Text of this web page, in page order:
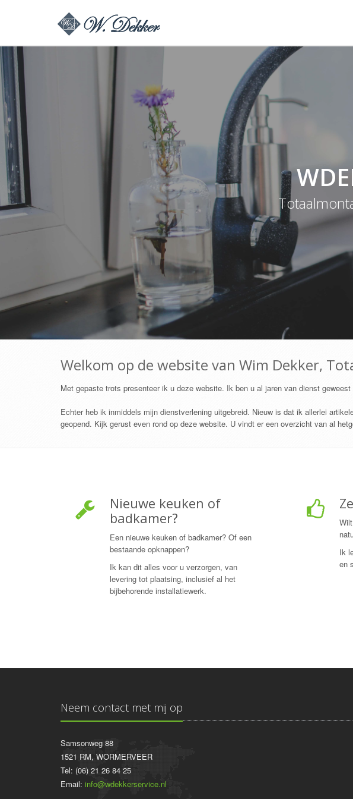
Welkom op de website van Wim Dekker,
Met gepaste trots presenteer ik u deze website. Ik ben u al jaren van dienst
Echter heb ik inmiddels mijn dienstverlening uitgebreid. Nieuw is dat ik allerlei
geopend. Kijk gerust even rond op deze website. U vindt er een overzicht van al
Nieuwe keuken of
badkamer?
Een nieuwe keuken of badkamer? Of een
bestaande opknappen?
Ik kan dit alles voor u verzorgen, van
levering tot plaatsing, inclusief al het
bijbehorende installatiewerk.
Ik
en
Neem contact met mij op
Samsonweg 88
1521 RM, WORMERVEER
Tel: (06) 21 26 84 25
Email: info@wdekkerservice.nl